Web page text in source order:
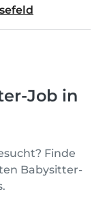
Job in
Finde
Babysitter-